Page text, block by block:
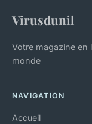
Virusdunil
Votre magazine en
monde
NAVIGATION
Accueil